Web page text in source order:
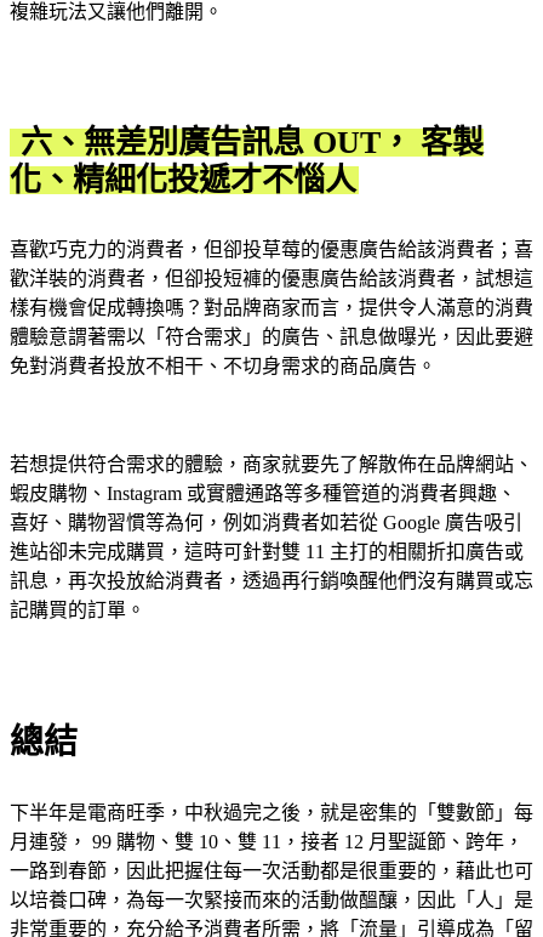
複雜玩法又讓他們離開。
六、無差別廣告訊息 OUT， 客製
化、精細化投遞才不惱人
喜歡巧克力的消費者，但卻投草莓的優惠廣告給該消費者；喜
歡洋裝的消費者，但卻投短褲的優惠廣告給該消費者，試想這
樣有機會促成轉換嗎？對品牌商家而言，提供令人滿意的消費
體驗意謂著需以「符合需求」的廣告、訊息做曝光，因此要避
免對消費者投放不相干、不切身需求的商品廣告。
若想提供符合需求的體驗，商家就要先了解散佈在品牌網站、
蝦皮購物、Instagram 或實體通路等多種管道的消費者興趣、
喜好、購物習慣等為何，例如消費者如若從 Google 廣告吸引
進站卻未完成購買，這時可針對雙 11 主打的相關折扣廣告或
訊息，再次投放給消費者，透過再行銷喚醒他們沒有購買或忘
記購買的訂單。
總結
下半年是電商旺季，中秋過完之後，就是密集的「雙數節」每
月連發， 99 購物、雙 10、雙 11，接者 12 月聖誕節、跨年，
一路到春節，因此把握住每一次活動都是很重要的，藉此也可
以培養口碑，為每一次緊接而來的活動做醞釀，因此「人」是
非常重要的，充分給予消費者所需，將「流量」引導成為「留